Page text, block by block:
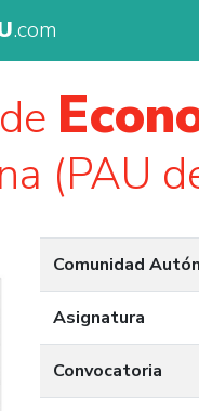
.com
(PAU
Comunidad
Asignatura
Convocatoria